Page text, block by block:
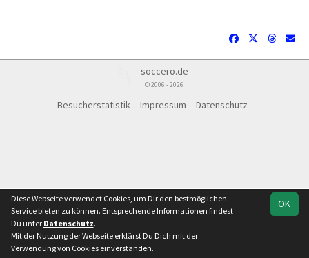
Team
soccero.de
© 2006 - 2026
Besucherstatistik Impressum Datenschutz
OK
Diese Webseite verwendet Cookies, um Dir den bestmöglichen
Service bieten zu können. Entsprechende Informationen findest
Du unter Datenschutz.
Mit der Nutzung der Webseite erklärst Du Dich mit der
Verwendung von Cookies einverstanden.